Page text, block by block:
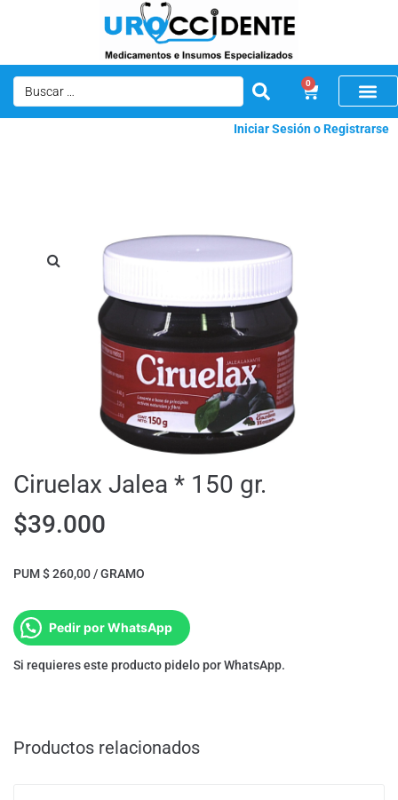
0
Iniciar Sesión o Registrarse
Ciruelax Jalea * 150 gr.
$39.000
PUM $ 260,00 / GRAMO
Pedir por WhatsApp
Si requieres este producto pidelo por WhatsApp.
Productos relacionados